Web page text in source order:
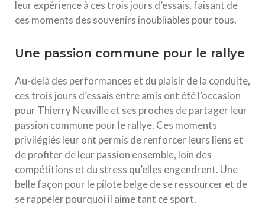
leur expérience à ces trois jours d’essais, faisant de
ces moments des souvenirs inoubliables pour tous.
Une passion commune pour le rallye
Au-delà des performances et du plaisir de la conduite,
ces trois jours d’essais entre amis ont été l’occasion
pour Thierry Neuville et ses proches de partager leur
passion commune pour le rallye. Ces moments
privilégiés leur ont permis de renforcer leurs liens et
de profiter de leur passion ensemble, loin des
compétitions et du stress qu’elles engendrent. Une
belle façon pour le pilote belge de se ressourcer et de
se rappeler pourquoi il aime tant ce sport.